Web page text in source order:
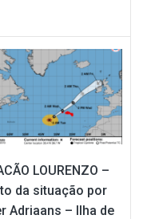
LOURENZO –
da situação por
Adriaans – Ilha de